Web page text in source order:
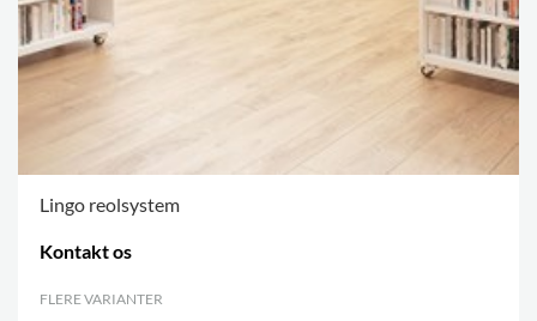
Lingo reolsystem
Kontakt os
FLERE VARIANTER